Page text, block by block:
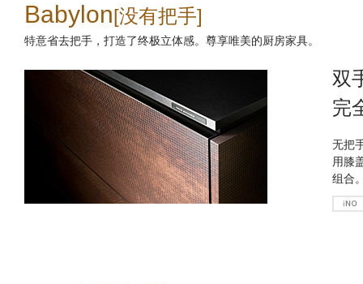
Babylon[没有把手]
特意省去把手，打造了终极立体感。尊享唯美的厨房家具。
双
完
无把
用膝
组合